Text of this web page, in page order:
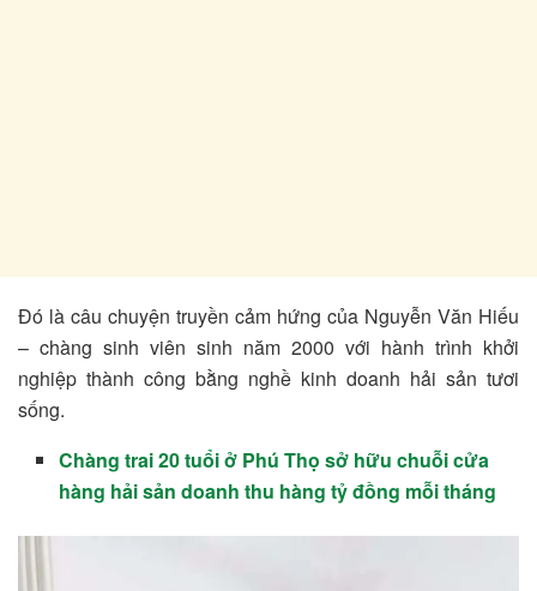
Đó là câu chuyện truyền cảm hứng của Nguyễn Văn Hiếu
– chàng sinh viên sinh năm 2000 với hành trình khởi
nghiệp thành công bằng nghề kinh doanh hải sản tươi
sống.
Chàng trai 20 tuổi ở Phú Thọ sở hữu chuỗi cửa
hàng hải sản doanh thu hàng tỷ đồng mỗi tháng